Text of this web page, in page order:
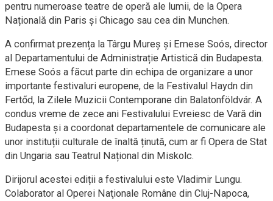
pentru numeroase teatre de operă ale lumii, de la Opera
Națională din Paris și Chicago sau cea din Munchen.
A confirmat prezența la Târgu Mureș și Emese Soós, director
al Departamentului de Administrație Artistică din Budapesta.
Emese Soós a făcut parte din echipa de organizare a unor
importante festivaluri europene, de la Festivalul Haydn din
Fertőd, la Zilele Muzicii Contemporane din Balatonföldvár. A
condus vreme de zece ani Festivalului Evreiesc de Vară din
Budapesta și a coordonat departamentele de comunicare ale
unor instituții culturale de înaltă ținută, cum ar fi Opera de Stat
din Ungaria sau Teatrul Național din Miskolc.
Dirijorul acestei ediții a festivalului este Vladimir Lungu.
Colaborator al Operei Naţionale Române din Cluj-Napoca,